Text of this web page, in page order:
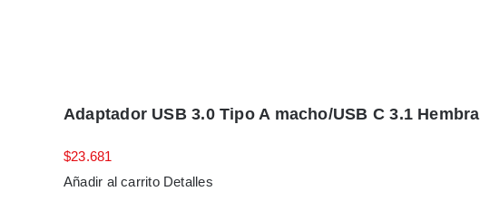
Adaptador USB 3.0 Tipo A macho/USB C 3.1 Hembra
$23.681
Añadir al carrito Detalles